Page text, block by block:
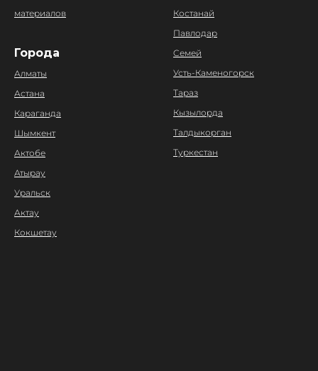
материалов
Города
Алматы
Астана
Караганда
Шымкент
Актобе
Атырау
Уральск
Актау
Кокшетау
Костанай
Павлодар
Cемей
Усть-Каменогорск
Тараз
Кызылорда
Талдыкорган
Туркестан